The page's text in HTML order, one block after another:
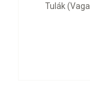
Tulák